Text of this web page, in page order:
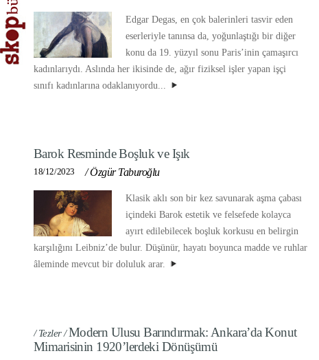
Edgar Degas, en çok balerinleri tasvir eden
eserleriyle tanınsa da, yoğunlaştığı bir diğer
konu da 19. yüzyıl sonu Paris’inin çamaşırcı
kadınlarıydı. Aslında her ikisinde de, ağır fiziksel işler yapan işçi
sınıfı kadınlarına odaklanıyordu...
Barok Resminde Boşluk ve Işık
18/12/2023 /Özgür Taburoğlu
Klasik aklı son bir kez savunarak aşma çabası
içindeki Barok estetik ve felsefede kolayca
ayırt edilebilecek boşluk korkusu en belirgin
karşılığını Leibniz’de bulur. Düşünür, hayatı boyunca madde ve ruhlar
âleminde mevcut bir doluluk arar.
/ Tezler /Modern Ulusu Barındırmak: Ankara’da Konut
Mimarisinin 1920’lerdeki Dönüşümü